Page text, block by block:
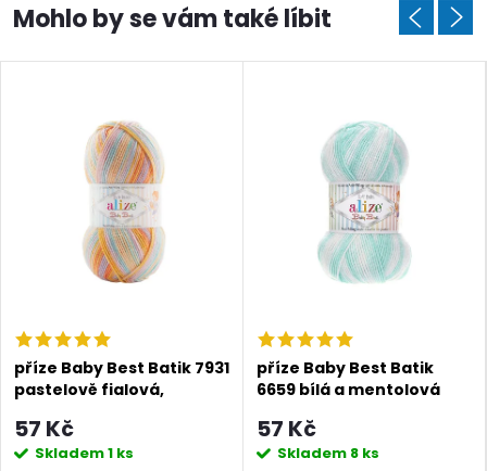
příze Baby Best Batik 7931
pastelově fialová,
57 Kč
Skladem1 ks
příze Baby Best Batik
6659 bílá a mentolová
57 Kč
Skladem 8 ks